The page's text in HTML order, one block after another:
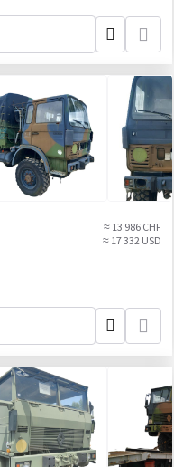
≈ 13 986 CHF
≈ 17 332 USD